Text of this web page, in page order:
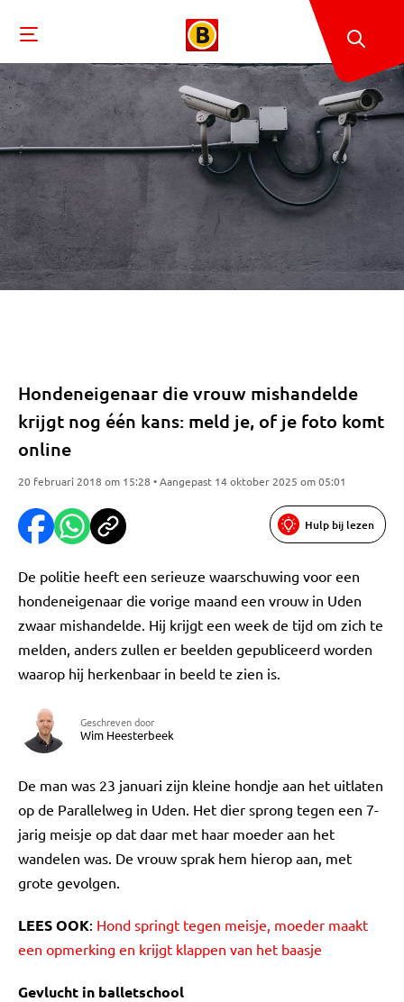
Hondeneigenaar die vrouw mishandelde
krijgt nog één kans: meld je, of je foto komt
online
20 februari 2018 om 15:28 • Aangepast 14 oktober 2025 om 05:01
Hulp bij lezen
De politie heeft een serieuze waarschuwing voor een
hondeneigenaar die vorige maand een vrouw in Uden
zwaar mishandelde. Hij krijgt een week de tijd om zich te
melden, anders zullen er beelden gepubliceerd worden
waarop hij herkenbaar in beeld te zien is.
Geschreven door
Wim Heesterbeek
De man was 23 januari zijn kleine hondje aan het uitlaten
op de Parallelweg in Uden. Het dier sprong tegen een 7-
jarig meisje op dat daar met haar moeder aan het
wandelen was. De vrouw sprak hem hierop aan, met
grote gevolgen.
LEES OOK: Hond springt tegen meisje, moeder maakt
een opmerking en krijgt klappen van het baasje
Gevlucht in balletschool